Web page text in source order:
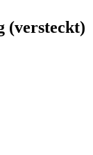
(versteckt)